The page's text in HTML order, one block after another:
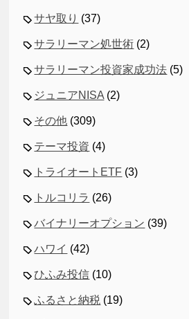
サヤ取り (37)
サラリーマン処世術 (2)
サラリーマン投資家成功法 (5)
ジュニアNISA(2)
その他 (309)
テーマ投資 (4)
トライオートETF (3)
トルコリラ (26)
バイナリーオプション (39)
ハワイ (42)
ひふみ投信 (10)
ふるさと納税 (19)